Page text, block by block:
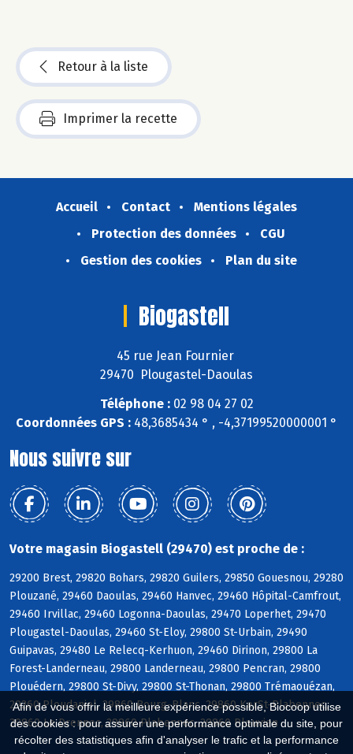
Afin de vous offrir la meilleure expérience possible, Biocoop utilise
des cookies : pour assurer une performance optimale du site, pour
récolter des statistiques afin d'analyser le trafic et la performance
Retour à la liste
Imprimer la recette
Accueil Contact
Mentions légales
Protection des données
CGU
Gestion des cookies
Plan du site
Biogastell
45 rue Jean Fournier
29470 Plougastel-Daoulas
Téléphone :02 98 04 27 02
Coordonnées GPS : 48,3685434 ° , -4,37199520000001 °
Nous suivre sur
Votre magasin Biogastell (29470) est proche de :
29200 Brest, 29820 Bohars, 29820 Guilers, 29850 Gouesnou, 29280
Plouzané, 29460 Daoulas, 29460 Hanvec, 29460 Hôpital-Camfrout,
29460 Irvillac, 29460 Logonna-Daoulas, 29470 Loperhet, 29470
Plougastel-Daoulas, 29460 St-Eloy, 29800 St-Urbain, 29490
Guipavas, 29480 Le Relecq-Kerhuon, 29460 Dirinon, 29800 La
Forest-Landerneau, 29800 Landerneau, 29800 Pencran, 29800
Plouédern, 29800 St-Divy, 29800 St-Thonan, 29800 Trémaouézan,
29260 Ploudaniel, 29860 Bourg-Blanc, 29860 KerSt-Plabennec,
29860 Le Drennec, 29860 Plabennec, 29860 Plouvien